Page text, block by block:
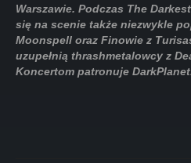
Warszawie. Podczas The
się na scenie także niezwykle
Moonspell oraz Finowie z
uzupełnią thrashmetalowcy z
Koncertom patronuje